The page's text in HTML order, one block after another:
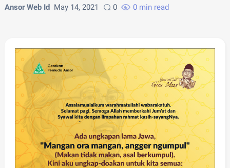
Ansor Web Id May 14, 2021 0 0 min read